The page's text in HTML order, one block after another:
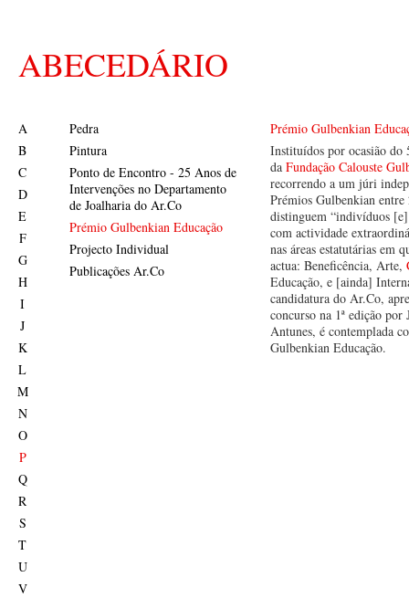
ABECEDÁRIO
A
B
C
D
E
F
G
H
I
J
K
L
M
N
O
P
Q
R
S
T
U
V
Pedra
Pintura
Ponto de Encontro - 25 Anos de
Intervenções no Departamento
de Joalharia do Ar.Co
Prémio Gulbenkian Educação
Projecto Individual
Publicações Ar.Co
Prémio Gulbenkian
Instituídos por ocasião do
da Fundação Calouste
recorrendo a um júri
Prémios Gulbenkian entre
distinguem “indivíduos
com actividade
nas áreas estatutárias em
actua: Beneficência, Arte,
Educação, e [ainda]
candidatura do Ar.Co,
concurso na 1ª edição por
Antunes, é contemplada
Gulbenkian Educação.